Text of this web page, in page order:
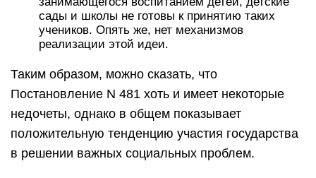
сады и школы не готовы к принятию таких
учеников. Опять же, нет механизмов
реализации этой идеи.
Таким образом, можно сказать, что
Постановление N 481 хоть и имеет некоторые
недочеты, однако в общем показывает
положительную тенденцию участия государства
в решении важных социальных проблем.